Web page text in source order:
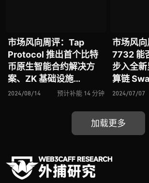
市场风向周评：Tap
Protocol 推出首个比特
币原生智能合约解决方
案、ZK 基础设施
Succinct 推出高于行业
发行业争议、由 AI 支持
Aleph Zero 推出 EVM
主网
2024/08/14 预计补能 14 分钟
市场风
7732 能
步入全
算链
主网、
险、解
Finance
2024/07/07
加载更多